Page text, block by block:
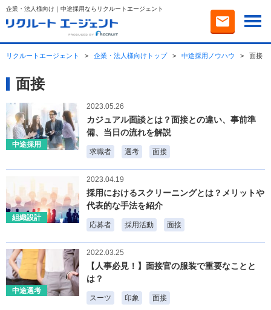
企業・法人様向け｜中途採用ならリクルートエージェント
リクルートエージェント > 企業・法人様向けトップ > 中途採用ノウハウ > 面接
面接
中途採用
2023.05.26
カジュアル面談とは？面接との違い、事前準
備、当日の流れを解説
求職者 選考 面接
組織設計
2023.04.19
採用におけるスクリーニングとは？メリットや
代表的な手法を紹介
応募者 採用活動 面接
中途選考
2022.03.25
【人事必見！】面接官の服装で重要なことと
は？
スーツ 印象 面接